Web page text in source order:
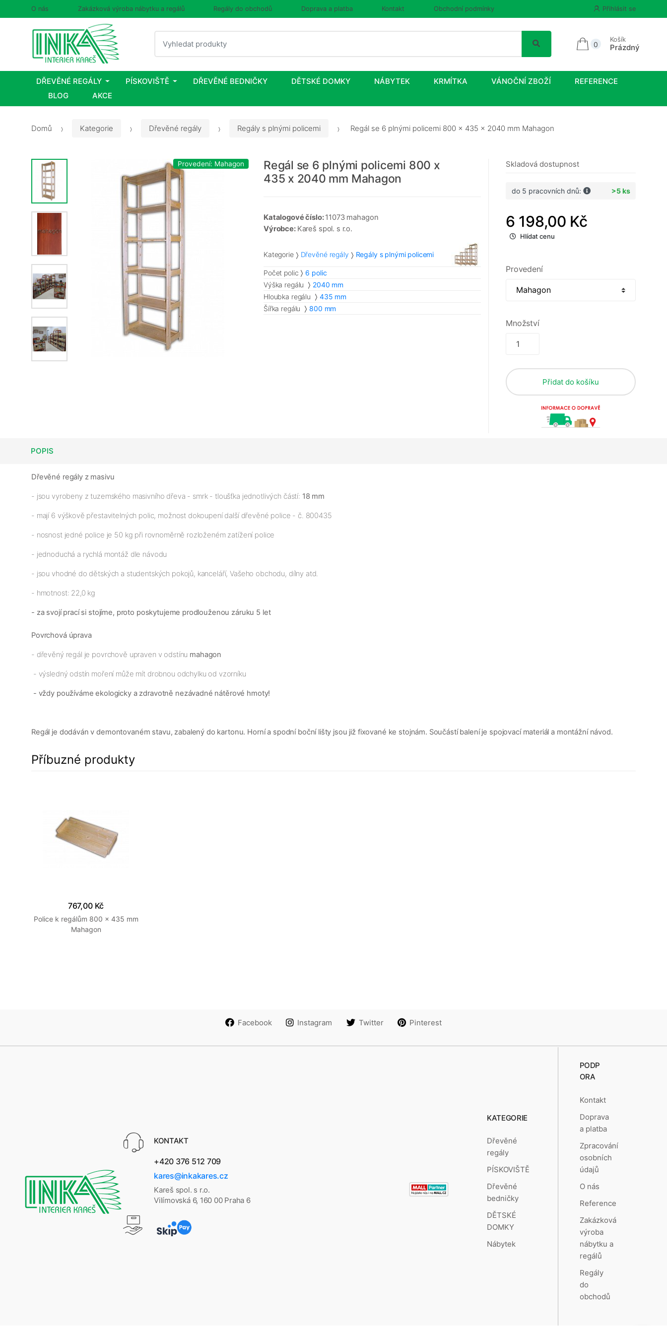
O nás Zakázková výroba nábytku a regálů Regály do obchodů Doprava a platba Kontakt Obchodní podmínky Přihlásit se
Vyhledat
0
Košík
Prázdný
DŘEVĚNÉ REGÁLY PÍSKOVIŠTĚ DŘEVĚNÉ BEDNIČKY DĚTSKÉ DOMKY NÁBYTEK KRMÍTKA VÁNOČNÍ ZBOŽÍ
REFERENCE
BLOG
AKCE
Domů Kategorie Dřevěné regály Regály s plnými policemi Regál se 6 plnými policemi 800 x 435 x 2040 mm Mahagon
Provedení: Mahagon
Regál se 6 plnými policemi 800 x
435 x 2040 mm Mahagon
Katalogové číslo:11073 mahagon
Výrobce: Kareš spol. s r.o.
Kategorie Dřevěné regály Regály s plnými policemi
Počet polic
6 polic
Výška regálu
2040 mm
Hloubka regálu
435 mm
Šířka regálu
800 mm
Skladová dostupnost
do 5 pracovních dnů: >5 ks
6 198,00 Kč
Hlídat cenu
Provedení
Množství
Přidat do košíku
POPIS
Dřevěné regály z masivu
- jsou vyrobeny z tuzemského masivního dřeva - smrk - tloušťka jednotlivých částí: 18 mm
- mají 6 výškově přestavitelných polic, možnost dokoupení další dřevěné police - č. 800435
- nosnost jedné police je 50 kg při rovnoměrně rozloženém zatížení police
- jednoduchá a rychlá montáž dle návodu
- jsou vhodné do dětských a studentských pokojů, kanceláří, Vašeho obchodu, dílny atd.
- hmotnost: 22,0 kg
- za svojí prací si stojíme, proto poskytujeme prodlouženou záruku 5 let
Povrchová úprava
- dřevěný regál je povrchově upraven v odstínu mahagon
- výsledný odstín moření může mít drobnou odchylku od vzorníku
- vždy používáme ekologicky a zdravotně nezávadné nátěrové hmoty!
Regál je dodáván v demontovaném stavu, zabalený do kartonu. Horní a spodní boční lišty jsou již fixované ke stojnám. Součástí balení je spojovací materiál a montážní návod.
Příbuzné produkty
767,00 Kč
Police k regálům 800 x 435 mm
Mahagon
Facebook Instagram Twitter Pinterest
KONTAKT
+420 376 512 709
kares@inkakares.cz
Kareš spol. s r.o.
Vilímovská 6, 160 00 Praha 6
KATEGORIE
Dřevěné
regály
PÍSKOVIŠTĚ
Dřevěné
bedničky
DĚTSKÉ
DOMKY
Nábytek
PODP
ORA
Kontakt
Doprava
a platba
Zpracování
osobních
údajů
O nás
Reference
Zakázková
výroba
nábytku a
regálů
Regály
do
obchodů